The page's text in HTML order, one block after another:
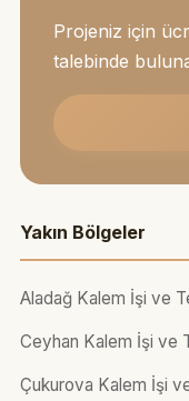
Projeniz için
talebinde
Yakın Bölgeler
Aladağ Kalem İşi ve
Ceyhan Kalem İşi ve
Çukurova Kalem İşi